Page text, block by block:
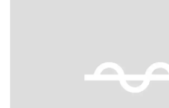
Previous slide